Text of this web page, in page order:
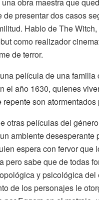
de presentar dos casos
Hablo deTheWitch,
como realizador
de terror.
película de una familia
el año 1630, quienes
repente son atormentados
otras películas del género
ambiente desesperante
espera con fervor que
pero sabe que de todas
y psicológica del
de los personajes le